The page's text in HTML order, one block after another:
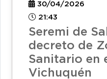
30/04/2026
21:43
Seremi de
decreto de
Sanitario en
Vichuquén